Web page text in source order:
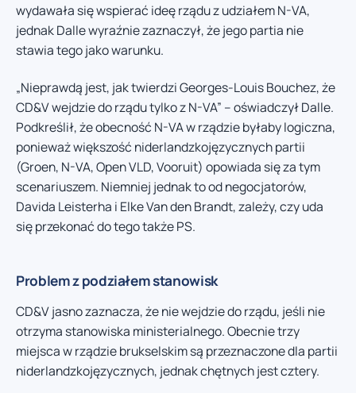
wydawała się wspierać ideę rządu z udziałem N-VA,
jednak Dalle wyraźnie zaznaczył, że jego partia nie
stawia tego jako warunku.
„Nieprawdą jest, jak twierdzi Georges-Louis Bouchez, że
CD&V wejdzie do rządu tylko z N-VA” – oświadczył Dalle.
Podkreślił, że obecność N-VA w rządzie byłaby logiczna,
ponieważ większość niderlandzkojęzycznych partii
(Groen, N-VA, Open VLD, Vooruit) opowiada się za tym
scenariuszem. Niemniej jednak to od negocjatorów,
Davida Leisterha i Elke Van den Brandt, zależy, czy uda
się przekonać do tego także PS.
Problem z podziałem stanowisk
CD&V jasno zaznacza, że nie wejdzie do rządu, jeśli nie
otrzyma stanowiska ministerialnego. Obecnie trzy
miejsca w rządzie brukselskim są przeznaczone dla partii
niderlandzkojęzycznych, jednak chętnych jest cztery.